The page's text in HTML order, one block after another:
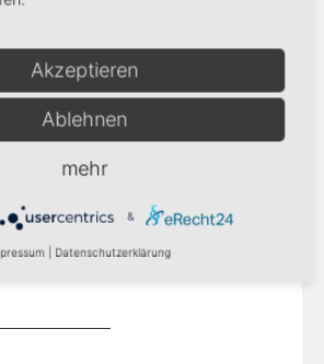
Lechrain
Akzeptieren
Ablehnen
mehr
&
Datenschutzerklärung